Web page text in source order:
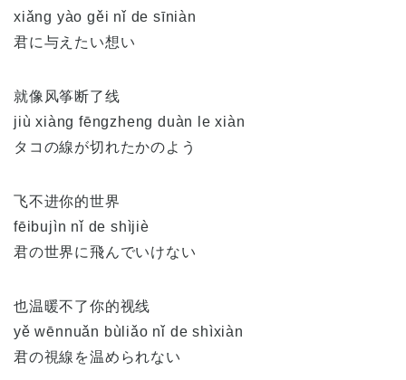
xiǎng yào gěi nǐ de sīniàn
君に与えたい想い
就像风筝断了线
jiù xiàng fēngzheng duàn le xiàn
タコの線が切れたかのよう
飞不进你的世界
fēibujìn nǐ de shìjiè
君の世界に飛んでいけない
也温暖不了你的视线
yě wēnnuǎn bùliǎo nǐ de shìxiàn
君の視線を温められない